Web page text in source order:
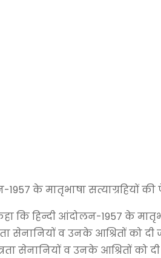
1957 के मातृभाषा सत्याग्रहियों
कि हिन्दी आंदोलन-1957 के
सेनानियों व उनके आश्रितों को
सेनानियों व उनके आश्रितों को